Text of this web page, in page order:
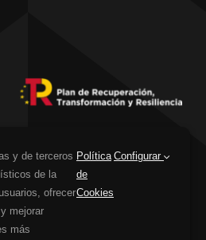
NextGenerationEU. Sin embargo, los puntos
son únicamente los del autor o autores y
pueden ser consideradas responsables
y de terceros
de la
ofrecer
mejorar
más
Política
de
Cookies
Configurar